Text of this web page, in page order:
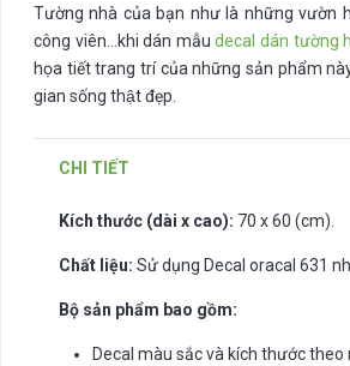
Tường nhà của bạn như là những vườn
công viên…khi dán mẫudecal dán tường
họa tiết trang trí của những sản phẩm
gian sống thật đẹp.
CHI TIẾT
Kích thước (dài x cao): 70 x 60 (cm).
Chất liệu: Sử dụng Decal oracal 631
Bộ sản phẩm bao gồm:
Decal màu sắc và kích thước theo